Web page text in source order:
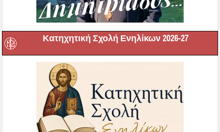
Κατηχητική Σχολή Ενηλίκων 2026-27